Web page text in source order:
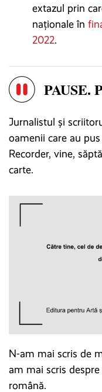
extazul prin
naționale în
2022.
PAUSE.
Jurnalistul și
oamenii care au
Recorder, vine,
carte.
N-am mai scris de
am mai scris
română.